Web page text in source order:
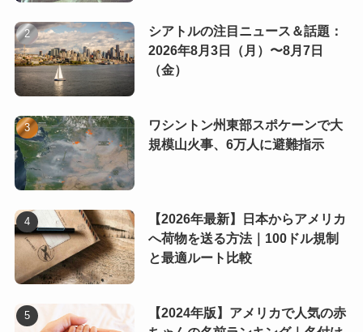
シアトルの注目ニュース＆話題：
2026年8月3日（月）〜8月7日
（金）
ワシントン州東部スポケーンで大
規模山火事、6万人に避難指示
【2026年最新】日本からアメリカ
へ荷物を送る方法｜100ドル規制
と最適ルート比較
【2024年版】アメリカで人気の赤